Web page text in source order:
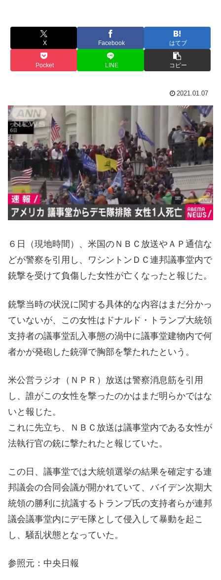
X Facebook はてブ
Pocket LINE コピー
2021.01.07
６日（現地時間）、米国のＮＢＣ放送やＡＰ通信な
どが警察を引用し、ワシントンＤＣ連邦議事堂内で
銃撃を受けて負傷した女性が亡くなったと報じた。
銃撃当時の状況に関する具体的な内容はまだ分かっ
ていないが、この女性はドナルド・トランプ大統領
支持者の議事堂乱入事態の渦中に議事堂建物内で何
者かが発砲した銃弾で胸部を撃たれたという。
米公営ラジオ（ＮＰＲ）放送は警察消息筋を引用
し、誰がこの女性を撃ったのかはまだ明らかではな
いと報じた。
これに先立ち、ＮＢＣ放送は議事堂内である女性が
法執行官の銃に撃たれたと報じていた。
この日、議事堂では大統領選挙の結果を確定する連
邦議会の合同会議が開かれていて、バイデン次期大
統領の勝利に抗議するトランプ氏の支持者らが連邦
議会議事堂内にデモ隊として侵入して暴動を起こ
し、騒乱状態となっていた。
参照元：中央日報